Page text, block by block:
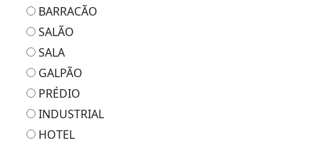
BARRACÃO
SALÃO
SALA
GALPÃO
PRÉDIO
INDUSTRIAL
HOTEL